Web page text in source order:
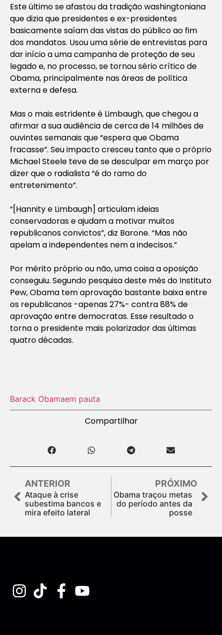
Este último se afastou da tradição washingtoniana
que dizia que presidentes e ex-presidentes
basicamente saíam das vistas do público ao fim
dos mandatos. Usou uma série de entrevistas para
dar início a uma campanha de proteção de seu
legado e, no processo, se tornou sério crítico de
Obama, principalmente nas áreas de política
externa e defesa.
Mas o mais estridente é Limbaugh, que chegou a
afirmar a sua audiência de cerca de 14 milhões de
ouvintes semanais que “espera que Obama
fracasse”. Seu impacto cresceu tanto que o próprio
Michael Steele teve de se desculpar em março por
dizer que o radialista “é do ramo do
entretenimento”.
“[Hannity e Limbaugh] articulam ideias
conservadoras e ajudam a motivar muitos
republicanos convictos”, diz Barone. “Mas não
apelam a independentes nem a indecisos.”
Por mérito próprio ou não, uma coisa a oposição
conseguiu. Segundo pesquisa deste mês do Instituto
Pew, Obama tem aprovação bastante baixa entre
os republicanos -apenas 27%- contra 88% de
aprovação entre democratas. Esse resultado o
torna o presidente mais polarizador das últimas
quatro décadas.
Barack Obamaem pauta
Compartilhar
ANTERIOR
Ataque à crise
subestima bancos e
mira efeito lateral
PRÓXIMO
Obama traçou metas
do período antes da
posse